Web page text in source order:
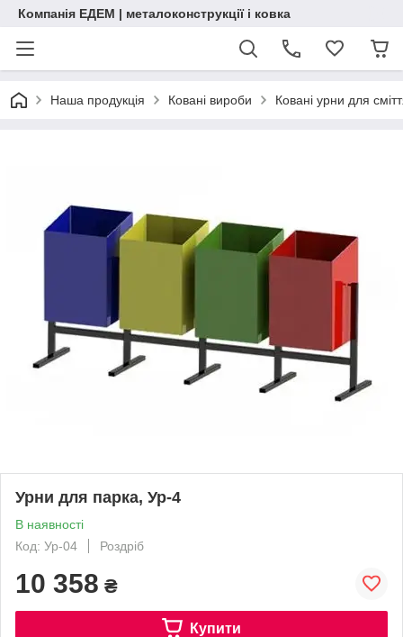
Компанія ЕДЕМ | металоконструкції і ковка
Наша продукція Ковані вироби Ковані урни для
Урни для парка, Ур-4
В наявності
Код: Ур-04
Роздріб
10 358 ₴
Купити